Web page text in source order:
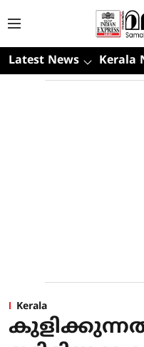
Latest News Kerala
Kerala